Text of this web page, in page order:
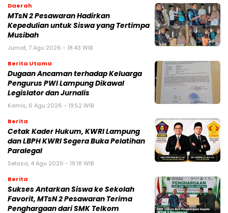
Daerah
MTsN 2 Pesawaran Hadirkan
Kepedulian untuk Siswa yang Tertimpa
Musibah
Jumat, 7 Agu 2026 - 18:43 WIB
Berita Utama
Dugaan Ancaman terhadap Keluarga
Pengurus PWI Lampung Dikawal
Legislator dan Jurnalis
Kamis, 6 Agu 2026 - 19:52 WIB
Berita
Cetak Kader Hukum, KWRI Lampung
dan LBPH KWRI Segera Buka Pelatihan
Paralegal
Selasa, 4 Agu 2026 - 19:18 WIB
Berita
Sukses Antarkan Siswa ke Sekolah
Favorit, MTsN 2 Pesawaran Terima
Penghargaan dari SMK Telkom